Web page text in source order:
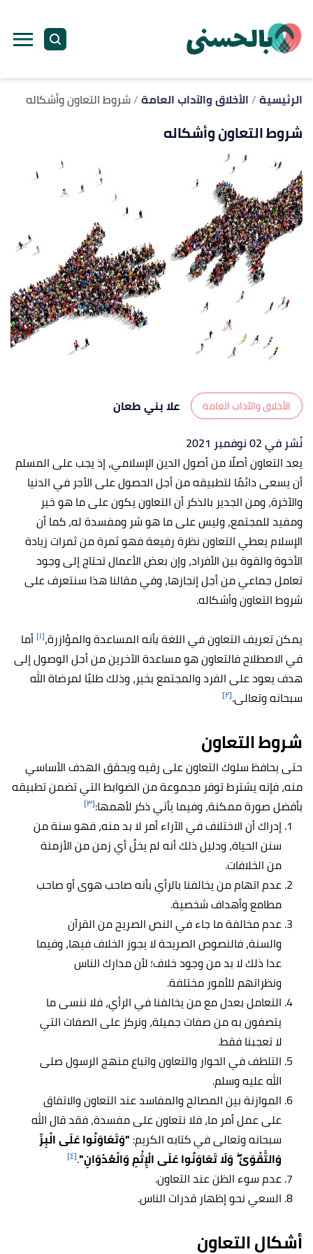
الرئيسية الأخلاق والآداب العامة شروط التعاون وأشكاله
شروط التعاون وأشكاله
الأخلاق والآداب العامة
علا بني طعان
نُشر في 02 نوفمبر 2021
يعد التعاون أصلًا من أصول الدين الإسلامي، إذ يجب على المسلم
أن يسعى دائمًا لتطبيقه من أجل الحصول على الأجر في الدنيا
والآخرة، ومن الجدير بالذكر أن التعاون يكون على ما هو خير
ومفيد للمجتمع، وليس على ما هو شر ومفسدة له، كما أن
الإسلام يعطي التعاون نظرة رفيعة فهو ثمرة من ثمرات زيادة
الأخوة والقوة بين الأفراد، وإن بعض الأعمال تحتاج إلى وجود
تعامل جماعي من أجل إنجازها، وفي مقالنا هذا سنتعرف على
شروط التعاون وأشكاله.
يمكن تعريف التعاون في اللغة بأنه المساعدة والمؤازرة،[١] أما
في الاصطلاح فالتعاون هو مساعدةالآخرين من أجل الوصول إلى
هدف يعود على الفرد والمجتمع بخير، وذلك طلبًا لمرضاة الله
سبحانه وتعالى.[٢]
شروط التعاون
حتى يحافظ سلوك التعاون على رقيه ويحقق الهدف الأساسي
منه، فإنه يشترط توفر مجموعة من الضوابط التي تضمن تطبيقه
بأفضل صورة ممكنة، وفيما يأتي ذكر لأهمها:[٣]
إدراك أن الاختلاف في الآراء أمر لا بد منه، فهو سنة من
سنن الحياة، ودليل ذلك أنه لم يخلُ أي زمن من الأزمنة
من الخلافات.
عدم اتهام من يخالفنا بالرأي بأنه صاحب هوى أو صاحب
مطامع وأهداف شخصية.
عدم مخالفة ما جاء في النص الصريح من القرآن
والسنة، فالنصوص الصريحة لا يجوز الخلاف فيها، وفيما
عدا ذلك لا بد من وجود خلاف؛ لأن مدارك الناس
ونظراتهم للأمور مختلفة.
التعامل بعدل مع من يخالفنا في الرأي، فلا ننسى ما
يتصفون به من صفات جميلة، ونركز على الصفات التي
لا تعجبنا فقط.
التلطف في الحوار والتعاون واتباع منهج الرسول صلى
الله عليه وسلم.
الموازنة بين المصالح والمفاسد عند التعاون والاتفاق
على عمل أمر ما، فلا نتعاون على مفسدة، فقد قال الله
سبحانه وتعالى في كتابه الكريم: "وَتَعَاوَنُوا عَلَى الْبِرِّ
وَالتَّقْوَىٰ ۖ وَلَا تَعَاوَنُوا عَلَى الْإِثْمِ وَالْعُدْوَانِ".[٤]
عدم سوء الظن عند التعاون.
السعي نحو إظهار قدرات الناس.
أشكال التعاون